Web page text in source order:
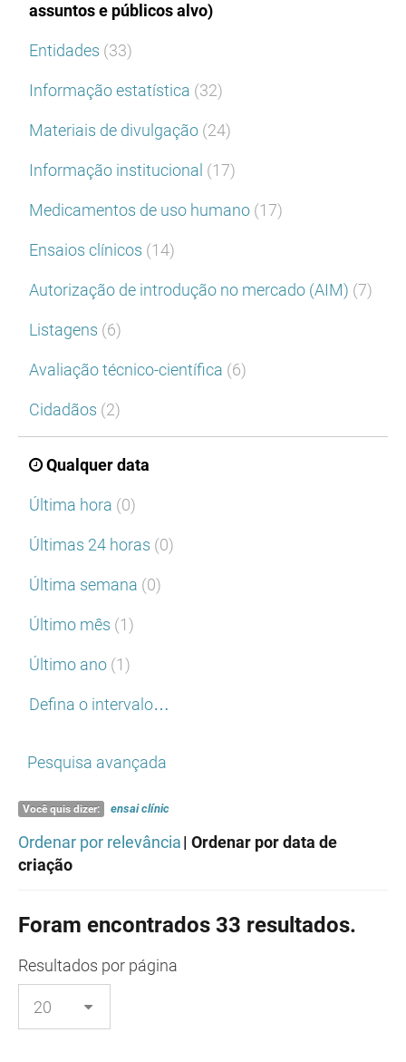
assuntos e públicos alvo)
Entidades (33)
Informação estatística (32)
Materiais de divulgação (24)
Informação institucional (17)
Medicamentos de uso humano (17)
Ensaios clínicos (14)
Autorização de introdução no mercado (AIM) (7)
Listagens (6)
Avaliação técnico-científica (6)
Cidadãos (2)
Qualquer data
Última hora (0)
Últimas 24 horas (0)
Última semana (0)
Último mês (1)
Último ano (1)
Defina o intervalo…
Pesquisa avançada
Você quis dizer: ensaiclínic
Ordenar por relevância| Ordenar por data de
criação
Foram encontrados 33 resultados.
Resultados por página